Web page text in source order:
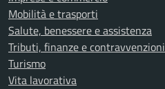
Mobilità e trasporti
Salute, benessere e assistenza
Tributi, finanze e contravvenzioni
Turismo
Vita lavorativa